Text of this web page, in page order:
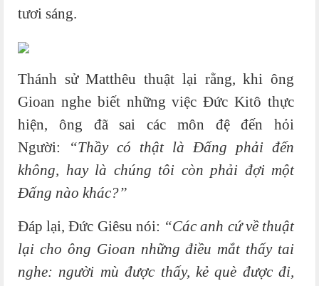
tươi sáng.
Thánh sử Matthêu thuật lại rằng, khi ông
Gioan nghe biết những việc Đức Kitô thực
hiện, ông đã sai các môn đệ đến hỏi
Người:
“Thầy có thật là Đấng phải đến
không, hay là chúng tôi còn phải đợi một
Đấng nào khác?”
Đáp lại, Đức Giêsu nói: “Các anh cứ về thuật
lại cho ông Gioan những điều mắt thấy tai
nghe: người mù được thấy, kẻ què được đi,